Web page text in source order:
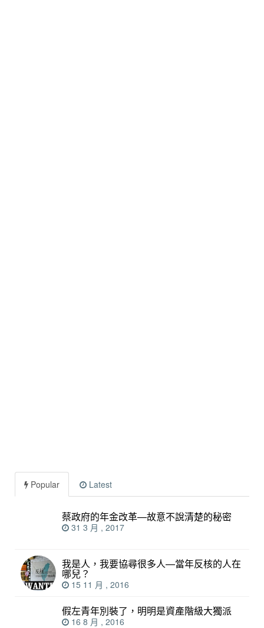
Popular Latest
蔡政府的年金改革—故意不說清楚的秘密
31 3 月 , 2017
我是人，我要協尋很多人—當年反核的人在
哪兒？
15 11 月 , 2016
假左青年別裝了，明明是資產階級大獨派
16 8 月 , 2016